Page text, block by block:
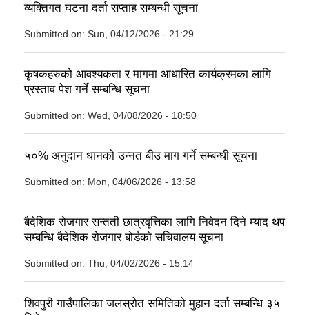
व्यक्तिगत घटना दर्ता सप्ताह सम्बन्धी सूचना
Submitted on: Sun, 04/12/2026 - 21:29
कृषकहरुको आवश्यकता र मागमा आधारित कार्यक्रमका लागि
प्रस्ताव पेश गर्ने सम्बन्धि सूचना
Submitted on: Wed, 04/08/2026 - 18:50
५०% अनुदान धानको उन्नत बीउ माग गर्ने सम्बन्धी सूचना
Submitted on: Mon, 04/06/2026 - 13:58
बैदेशिक रोजगार सन्तती छात्रवृत्तिका लागि निवेदन दिने म्याद थप
सम्बन्धि बैदेशिक रोजगार बोर्डको सचिवालय सूचना
Submitted on: Thu, 04/02/2026 - 15:14
शिवपुरी गाउँपालिका जलस्रोत समितिको मुहान दर्ता सम्बन्धि ३५